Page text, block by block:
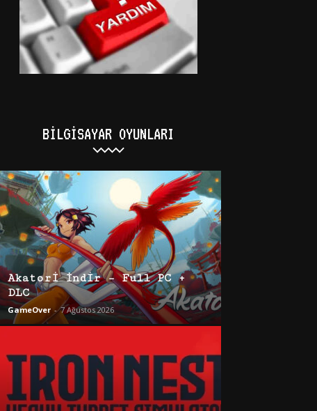
BILGISAYAR OYUNLARI
Akatori İndir – Full PC +
DLC
GameOver - 7 Ağustos 2026